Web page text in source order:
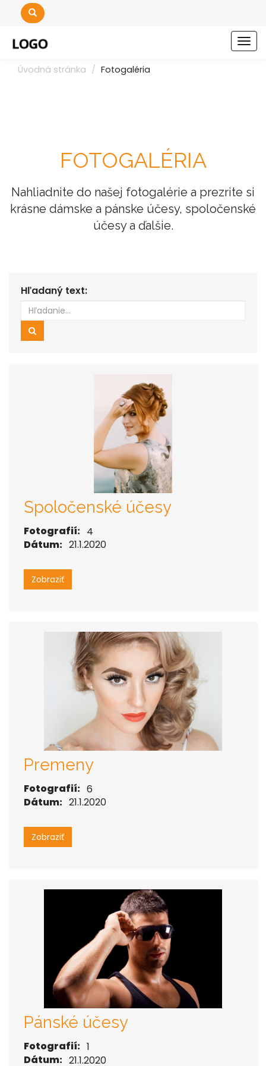
Úvodná stránka Fotogaléria
FOTOGALÉRIA
Nahliadnite do našej fotogalérie a prezrite si
krásne dámske a pánske účesy, spoločenské
účesy a ďalšie.
Hľadaný text:
Spoločenské účesy
Fotografií: 4
Dátum: 21.1.2020
Zobraziť
Premeny
Fotografií: 6
Dátum: 21.1.2020
Zobraziť
Pánské účesy
Fotografií: 1
Dátum: 21.1.2020